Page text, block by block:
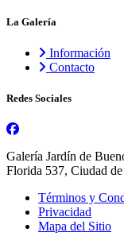
La Galería
Información
Contacto
Redes Sociales
Galería Jardín de
Florida 537, Ciudad
Términos y
Privacidad
Mapa del Sitio